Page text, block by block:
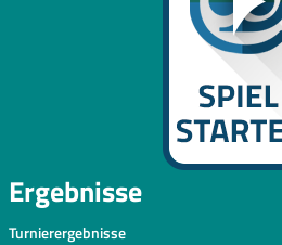
Ergebnisse
Turnierergebnisse